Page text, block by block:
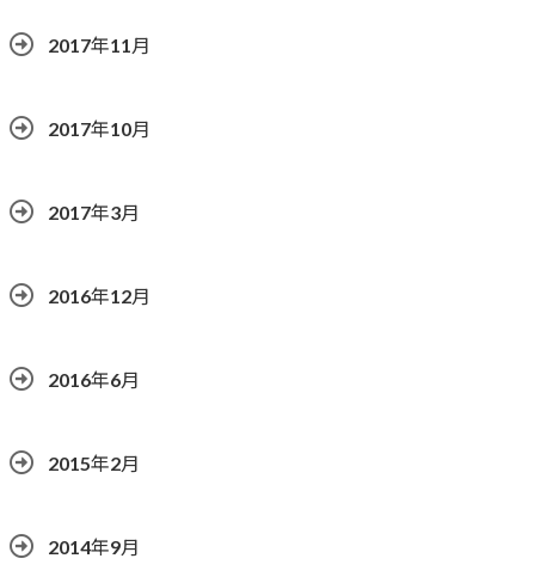
2017年11月
2017年10月
2017年3月
2016年12月
2016年6月
2015年2月
2014年9月